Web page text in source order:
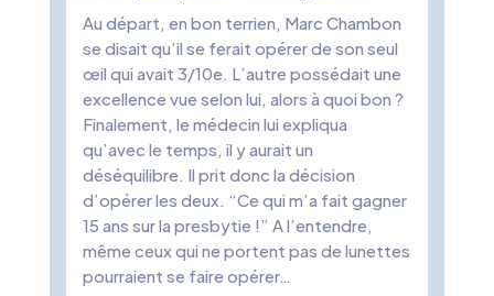
Au départ, en bon terrien, Marc Chambon
se disait qu’il se ferait opérer de son seul
œil qui avait 3/10e. L’autre possédait une
excellence vue selon lui, alors à quoi bon ?
Finalement, le médecin lui expliqua
qu’avec le temps, il y aurait un
déséquilibre. Il prit donc la décision
d’opérer les deux. “Ce qui m’a fait gagner
15 ans sur la presbytie !” A l’entendre,
même ceux qui ne portent pas de lunettes
pourraient se faire opérer…